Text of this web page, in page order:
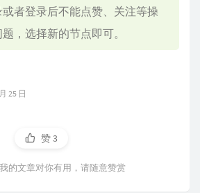
者登录后不能点赞、关注等操
，选择新的节点即可。
25 日
赞3
的文章对你有用，请随意赞赏